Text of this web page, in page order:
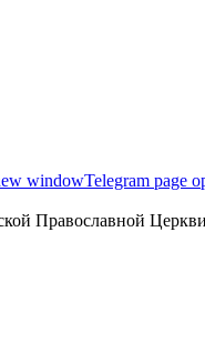
windowTelegram page
Православной